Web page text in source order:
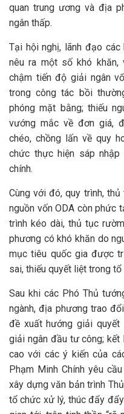
quan trung ương và địa
ngân thấp.
Tại hội nghị, lãnh đạo
nêu ra một số khó khăn,
chậm tiến độ giải ngân
trong công tác bồi
phóng mặt bằng; thiếu
vướng mắc về đơn giá,
chéo, chồng lấn về quy
chức thực hiện sáp
chính.
Cùng với đó, quy trình,
nguồn vốn ODA còn phức
trình kéo dài, thủ tục
phương có khó khăn do
mục tiêu quốc gia được
sai, thiếu quyết liệt trong
Sau khi các Phó Thủ
ngành, địa phương trao
đề xuất hướng giải quyết
giải ngân đầu tư công; kết
cao với các ý kiến của
Phạm Minh Chính yêu
xây dựng văn bản trình
tổ chức xử lý, thúc đẩy